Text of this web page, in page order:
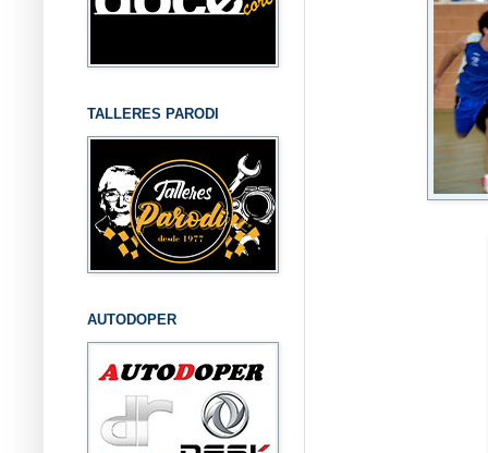
TALLERES PARODI
AUTODOPER